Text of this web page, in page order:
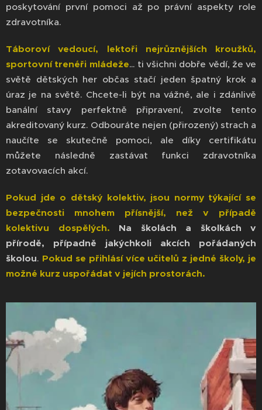
poskytování první pomoci až po právní aspekty role
zdravotníka.
Táboroví vedoucí, lektoři nejrůznějších kroužků,
sportovní trenéři mládeže… ti všichni dobře vědí, že ve
světě dětských her občas stačí jeden špatný krok a
úraz je na světě. Chcete-li být na vážné, ale i zdánlivě
banální stavy perfektně připravení, zvolte tento
akreditovaný kurz. Odbouráte nejen (přirozený) strach a
naučíte se skutečně pomoci, ale díky certifikátu
můžete následně zastávat funkci zdravotníka
zotavovacích akcí.
Pokud jde o dětský kolektiv, jsou normy týkající se
bezpečnosti mnohem přísnější, než v případě
kolektivu dospělých.
Na školách a školkách v
přírodě, případně jakýchkoli akcích pořádaných
školou. Pokud se přihlásí více učitelů z jedné školy, je
možné kurz uspořádat v jejích prostorách.